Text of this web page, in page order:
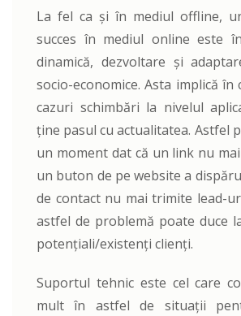
La fel ca și în mediul offline,
succes în mediul online este
dinamică, dezvoltare și
socio-economice. Asta implică în
cazuri schimbări la nivelul
ține pasul cu actualitatea. Astfel
un moment dat că un link nu
un buton de pe website a
de contact nu mai trimite lead-
astfel de problemă poate duce
potențiali/existenți clienți.
Suportul tehnic este cel care
mult în astfel de situații